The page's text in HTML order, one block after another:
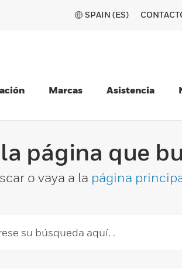
SPAIN (ES)
Marcas Asistencia
página que
o vaya a la página